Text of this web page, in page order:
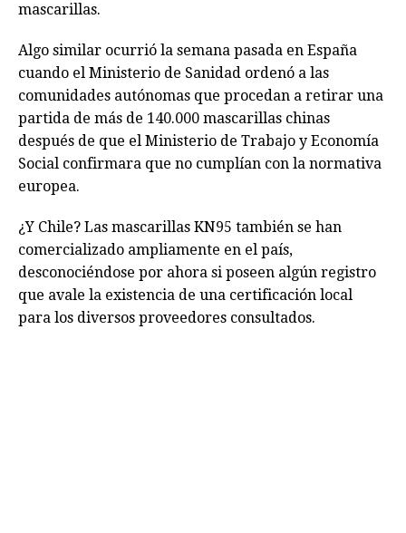
mascarillas.
Algo similar ocurrió la semana pasada en España
cuando el Ministerio de Sanidad ordenó a las
comunidades autónomas que procedan a retirar una
partida de más de 140.000 mascarillas chinas
después de que el Ministerio de Trabajo y Economía
Social confirmara que no cumplían con la normativa
europea.
¿Y Chile? Las mascarillas KN95 también se han
comercializado ampliamente en el país,
desconociéndose por ahora si poseen algún registro
que avale la existencia de una certificación local
para los diversos proveedores consultados.